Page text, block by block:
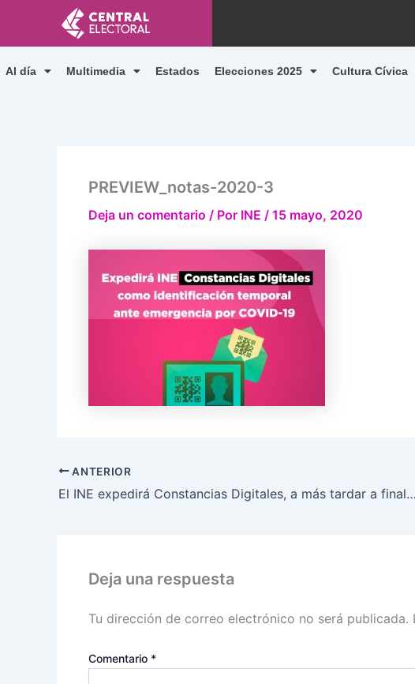
contenido
Al día Multimedia Estados Elecciones 2025 Cultura Cívica
PREVIEW_notas-2020-3
Deja un comentario / Por INE / 15 mayo, 2020
ANTERIOR
El INE expedirá Constancias Digitales, a más tardar a finales de mayo, como identificación temporal ante la emergencia sanitaria
Deja una respuesta
Tu dirección de correo electrónico no será publicada.
Comentario *